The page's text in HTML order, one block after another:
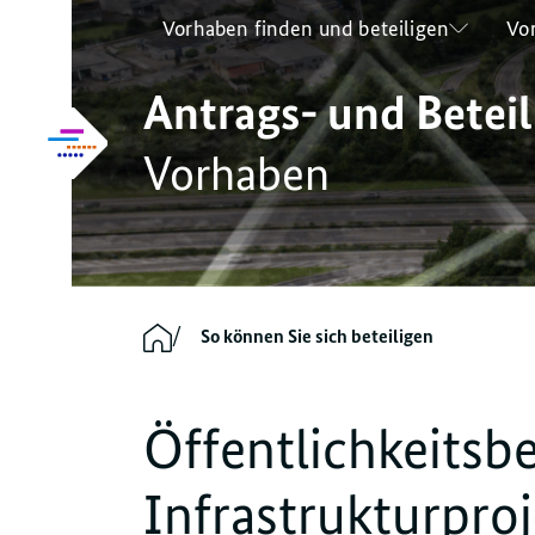
Inhalt
Hauptmenü
Servicenavigation
FooternavigationVorhaben finden und beteiligen
Vorhabenübersicht
So können Sie sich beteiligen
Antrags- und
Vorhaben
So können Sie sich beteiligen